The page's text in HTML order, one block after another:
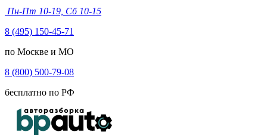
Пн-Пт 10-19, Сб 10-15
8 (495) 150-45-71
по Москве и МО
8 (800) 500-79-08
бесплатно по РФ